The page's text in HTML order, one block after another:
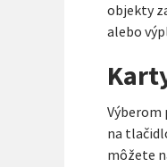
objekty
alebo
na
môžete